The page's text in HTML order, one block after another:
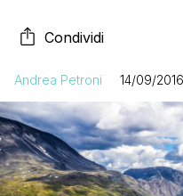
Condividi
Andrea Petroni 14/09/2016